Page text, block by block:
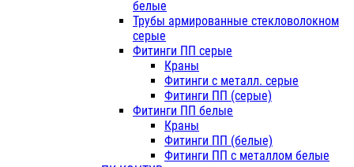
белые
Трубы армированные стекловолокном
серые
Фитинги ПП серые
Краны
Фитинги с металл. серые
Фитинги ПП (серые)
Фитинги ПП белые
Краны
Фитинги ПП (белые)
Фитинги ПП с металлом белые